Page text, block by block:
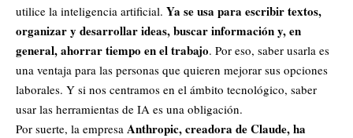
utilice la inteligencia artificial. Ya seusa para escribir textos,
organizar y desarrollar ideas, buscar información y, en
general, ahorrar tiempo en el trabajo. Por eso, saber usarla es
una ventaja para las personas que quieren mejorar sus opciones
laborales. Y si nos centramos en el ámbito tecnológico, saber
usar las herramientas de IA es una obligación.
Por suerte, la empresa Anthropic, creadora de Claude, ha